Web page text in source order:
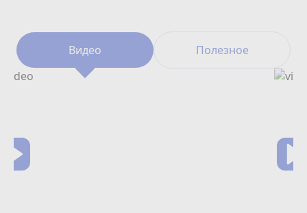
Видео Полезное